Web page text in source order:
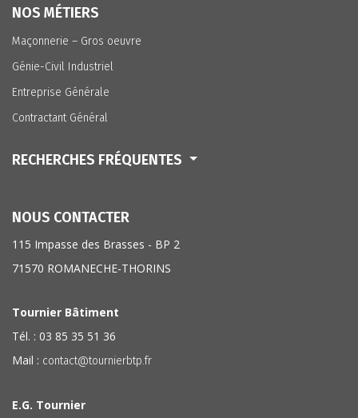
NOS MÉTIERS
Maçonnerie – Gros oeuvre
Génie-Civil Industriel
Entreprise Générale
Contractant Général
RECHERCHES FRÉQUENTES
NOUS CONTACTER
115 Impasse des Brasses - BP 2
71570 ROMANECHE-THORINS
Tournier Bâtiment
Tél. : 03 85 35 51 36
Mail : contact@tournierbtp.fr
E.G. Tournier